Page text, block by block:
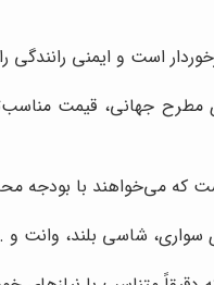
است و ایمنی
مطرح جهانی، قیمت
که می‌خواهند با بودجه
سواری، شاسی بلند،